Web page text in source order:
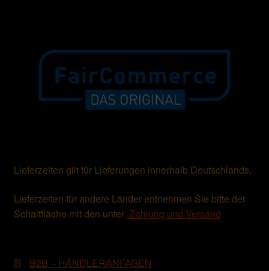
Lieferzeiten gilt für Lieferungen innerhalb Deutschlands,
Lieferzeiten für andere Länder entnehmen Sie bitte der
Schaltfläche mit den unter Zahlung und Versand
B2B – HÄNDLERANFAGEN